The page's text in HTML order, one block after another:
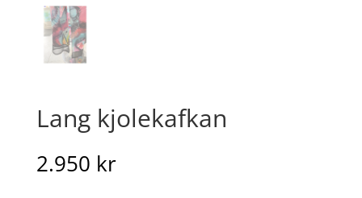
Lang kjolekafkan
2.950 kr